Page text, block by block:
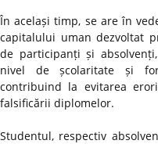
În același timp, se are în
capitalului uman dezvoltat
de participanți și
nivel de școlaritate și
contribuind la evitarea
falsificării diplomelor.
Studentul, respectiv